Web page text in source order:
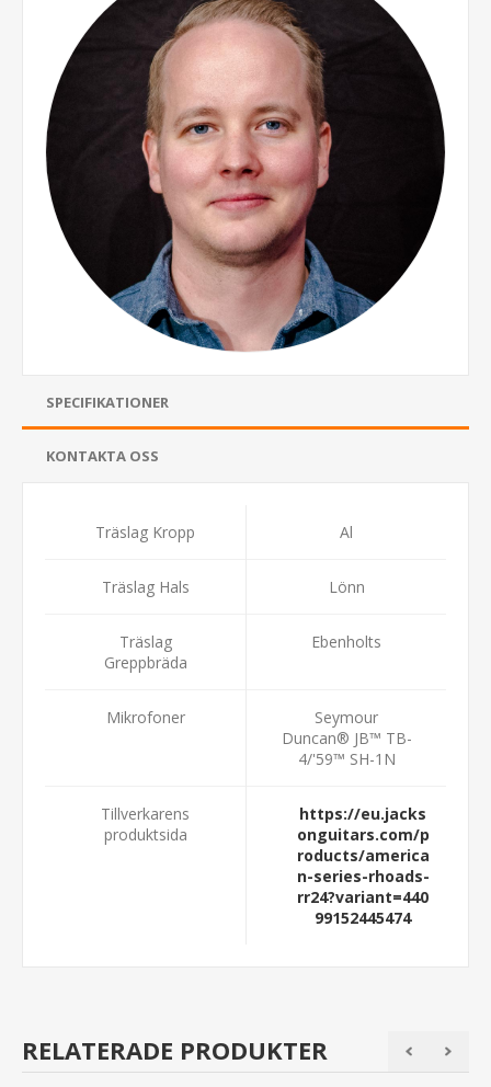
SPECIFIKATIONER
KONTAKTA OSS
Träslag Kropp Al
Träslag Hals Lönn
Träslag
Greppbräda
Ebenholts
Mikrofoner
Seymour
Duncan® JB™ TB-
4/'59™ SH-1N
Tillverkarens
produktsida
https://eu.jacks
onguitars.com/p
roducts/america
n-series-rhoads-
rr24?variant=440
99152445474
RELATERADE PRODUKTER